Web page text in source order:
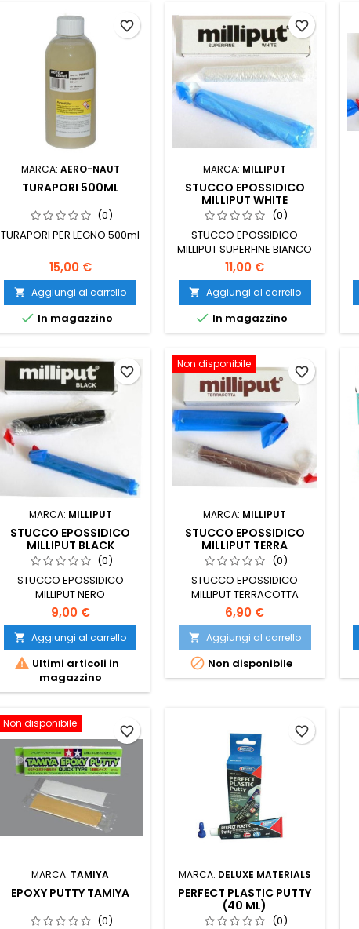
MARCA: AERO-NAUT
TURAPORI 500ML
(0)
TURAPORI PER LEGNO 500ml
15,00 €
 Aggiungi al carrello
 In magazzino
favorite_border
MARCA: MILLIPUT
STUCCO EPOSSIDICO
MILLIPUT WHITE
(0)
STUCCO EPOSSIDICO
MILLIPUT SUPERFINE BIANCO
11,00 €
 Aggiungi al carrello
 In magazzino
favorite_border
MARCA: MILLIPUT
STUCCO EPOSSIDICO
MILLIPUT BLACK
(0)
STUCCO EPOSSIDICO
MILLIPUT NERO
9,00 €
 Aggiungi al carrello
 Ultimi articoli in
magazzino
favorite_border
Non disponibile
MARCA: MILLIPUT
STUCCO EPOSSIDICO
MILLIPUT TERRA
(0)
STUCCO EPOSSIDICO
MILLIPUT TERRACOTTA
6,90 €
 Aggiungi al carrello
 Non disponibile
favorite_border
Non disponibile
MARCA: TAMIYA
EPOXY PUTTY TAMIYA
(0)
favorite_border
MARCA: DELUXE MATERIALS
PERFECT PLASTIC PUTTY
(40 ML)
(0)
favorite_border